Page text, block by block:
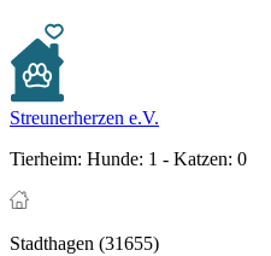
Streunerherzen e.V.
Tierheim: Hunde: 1 - Katzen: 0
Stadthagen (31655)